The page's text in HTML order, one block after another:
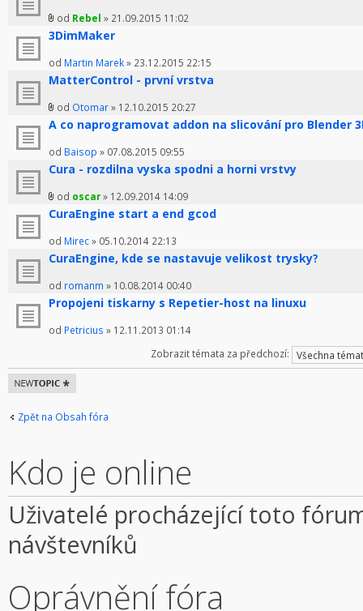
od Rebel » 21.09.2015 11:02
3DimMaker
od Martin Marek» 23.12.2015 22:15
MatterControl - první vrstva
od Otomar» 12.10.2015 20:27
A co naprogramovat addon na slicování pro Blender
od Baisop » 07.08.2015 09:55
Cura - rozdilna vyska spodni a horni vrstvy
od oscar» 12.09.2014 14:09
CuraEngine start a end gcod
od Mirec» 05.10.2014 22:13
CuraEngine, kde se nastavuje velikost trysky?
od romanm » 10.08.2014 00:40
Propojeni tiskarny s Repetier-host na linuxu
od Petricius » 12.11.2013 01:14
Zobrazit témata za předchozí:
Odeslat nové
téma
Zpět na Obsah fóra
Kdo je online
Uživatelé procházející toto
návštevníků
Oprávnění fóra